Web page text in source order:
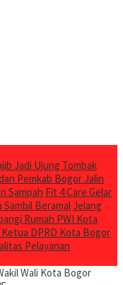
Jadi Ujung Tombak
Pemkab Bogor Jalin
Sampah Fit 4 Care Gelar
Sambil BeramalJelang
Rumah PWI Kota
DPRD Kota Bogor
Pelayanan
Wali Kota Bogor